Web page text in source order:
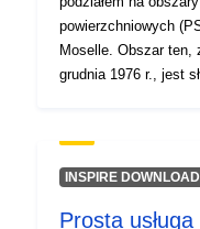
powierzchniowych
Moselle. Obszar ten,
grudnia 1976 r., jest
dokumentem
na obszarach
30 października
INSPIRE
Prosta